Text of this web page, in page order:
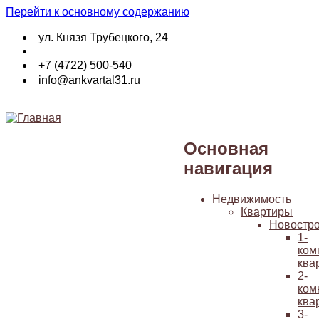
Перейти к основному содержанию
ул. Князя Трубецкого, 24
+7 (4722) 500-540
info@ankvartal31.ru
Основная
навигация
Недвижимость
Квартиры
1-
2-
3-